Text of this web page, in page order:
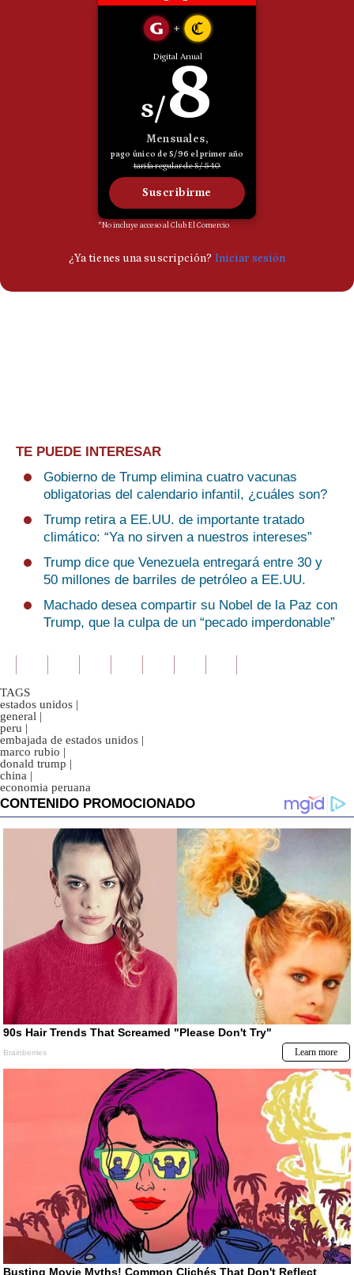
TE PUEDE INTERESAR
Gobierno de Trump elimina cuatro vacunas
obligatorias del calendario infantil, ¿cuáles son?
Trump retira a EE.UU. de importante tratado
climático: “Ya no sirven a nuestros intereses”
Trump dice que Venezuela entregará entre 30 y
50 millones de barriles de petróleo a EE.UU.
Machado desea compartir su Nobel de la Paz con
Trump, que la culpa de un “pecado imperdonable”
TAGS
estados unidos |
general |
peru |
embajada de estados unidos |
marco rubio |
donald trump |
china |
economia peruana